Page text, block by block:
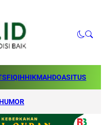
FIQIHHIKMAHDOASITUS